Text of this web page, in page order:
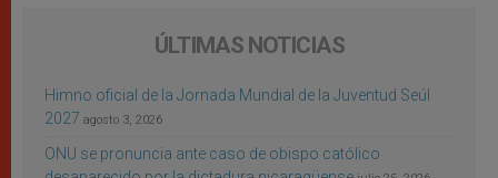
ÚLTIMAS NOTICIAS
Himno oficial de la Jornada Mundial de la Juventud Seúl
2027 agosto 3, 2026
ONU se pronuncia ante caso de obispo católico